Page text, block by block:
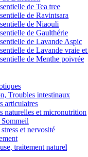
de Tea tree
de Ravintsara
de Niaouli
de Gaulthérie
de Lavande Aspic
de Lavande vraie
de Menthe poivrée
Troubles intestinaux
articulaires
naturelles et micronutrition
et nervosité
traitement naturel